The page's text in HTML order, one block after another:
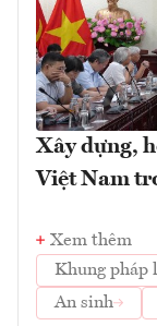
Xây dựng,
Việt Nam
Xem thêm
Khung pháp
An sinh